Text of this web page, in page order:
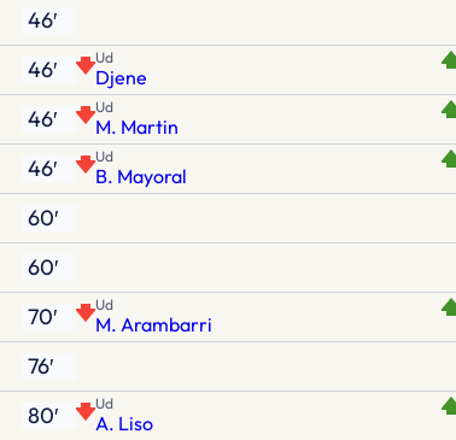
46′
46′
Ud
Djene
46′ Ud
M. Martin
46′ Ud
B. Mayoral
60′
60′
70′
Ud
M. Arambarri
76′
80′
Ud
A. Liso